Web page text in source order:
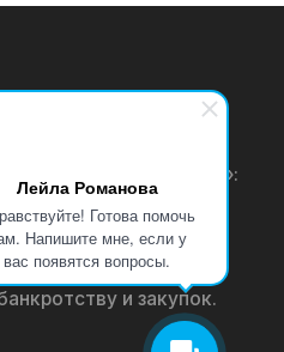
Лейла Романова
Готова помочь
Напишите мне, если у
вас появятся вопросы.
«АРББИТЛОТ»:
по продаже
лиц и
аукционах.
и закупок.